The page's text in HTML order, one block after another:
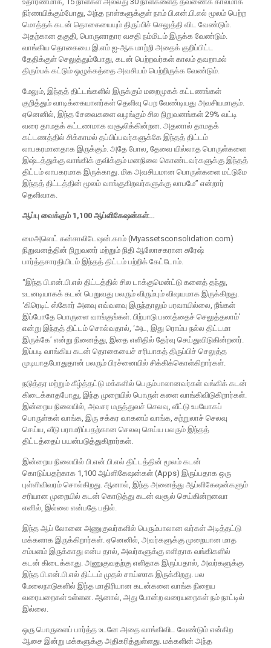
நிர்ணயிக்கும்போது, அந்த நாள்களுக்குள் நாம் பி.என்.பி.எல் மூலம் பெற்ற
மொத்தக் கடன் தொகையையும் திருப்பிச் செலுத்தி விட வேண்டும்.
அதற்கான தகுதி, பொருளாதார வசதி நம்மிடம் இருக்க வேண்டும்.
வாங்கிய தொகையை இ.எம்.ஐ-ஆக மாற்றி அதைக் குறிப்பிட்ட
தேதிக்குள் செலுத்தும்போது, கடன் பெற்றவர்கள் காலம் தவறாமல்
திரும்பக் கட்டும் ஒழுக்கத்தை அவசியம் பெற்றிருக்க வேண்டும்.
மேலும், இந்தத் திட்டங்களில் இருக்கும் மறைமுகக் கட்டணங்கள்
குறித்தும் வாடிக்கையாளர்கள் தெளிவு பெற வேண்டியது அவசியமாகும்.
ஏனெனில், இந்த சேவைகளை வழங்கும் சில நிறுவனங்கள் 29% வட்டி
வரை தாமதக் கட்டணமாக வசூலிக்கின்றன. அதனால் தாமதக்
கட்டணத்தில் சிக்காமல் தப்பிப்பவர்களுக்கே இந்தத் திட்டம்
லாபகரமானதாக இருக்கும். அதே போல, தேவை யில்லாத பொருள்களை
இஷ்டத்துக்கு வாங்கிக் குவிக்கும் மனநிலை கொண்டவர்களுக்கு இந்தத்
திட்டம் லாபகரமாக இருக்காது. மிக அவசியமான பொருள்களை மட்டுமே
இந்தத் திட்டத்தின் மூலம் வாங்குகிறவர்களுக்கு லாபமே” என்றார்
தெளிவாக.
ஆப்பு வைக்கும் 1,100 ஆப்ளிகேஷன்கள்…
மைஅஸெட் கன்சாலிடேஷன்.காம் (Myassetsconsolidation.com)
நிறுவனத்தின் நிறுவனர் மற்றும் நிதி ஆலோசகரான சுரேஷ்
பார்த்தசாரதியிடம் இந்தத் திட்டம் பற்றிக் கேட்டோம்.
“இந்த பி.என்.பி.எல் திட்டத்தில் சில டாக்குமென்ட்டு களைத் தந்து,
உடனடியாகக் கடன் பெறுவது பலரும் விரும்பும் விஷயமாக இருக்கிறது.
‘கிரெடிட் ஸ்கோர் அளவு எவ்வளவு இருந்தாலும் பரவாயில்லை, நீங்கள்
இப்போதே பொருளை வாங்குங்கள். பிற்பாடு பணத்தைச் செலுத்தலாம்’
என்று இந்தத் திட்டம் சொல்வதால், ‘அட, இது ரொம்ப நல்ல திட்டமா
இருக்கே’ என்று நினைத்து, இதை எளிதில் தேர்வு செய்துவிடுகின்றனர்.
இப்படி வாங்கிய கடன் தொகையைச் சரியாகத் திருப்பிச் செலுத்த
முடியாதபோதுதான் பலரும் பிரச்னையில் சிக்கிக்கொள்கிறார்கள்.
நடுத்தர மற்றும் கீழ்த்தட்டு மக்களில் பெரும்பாலானவர்கள் வங்கிக் கடன்
கிடைக்காதபோது, இந்த முறையில் பொருள் களை வாங்கிவிடுகிறார்கள்.
இன்றைய நிலையில், அவசர மருத்துவச் செலவு, வீட்டு உபயோகப்
பொருள்கள் வாங்க, இரு சக்கர வாகனம் வாங்க, சுற்றுலாச் செலவு
செய்ய, வீடு பராமரிப்பதற்கான செலவு செய்ய பலரும் இந்தத்
திட்டத்தைப் பயன்படுத்துகிறார்கள்.
இன்றைய நிலையில் பி.என்.பி.எல் திட்டத்தின் மூலம் கடன்
கொடுப்பதற்காக 1,100 ஆப்ளிகேஷன்கள் (Apps) இருப்பதாக ஒரு
புள்ளிவிவரம் சொல்கிறது. ஆனால், இந்த அனைத்து ஆப்ளிகேஷன்களும்
சரியான முறையில் கடன் கொடுத்து கடன் வசூல் செய்கின்றனவா
எனில், இல்லை என்பதே பதில்.
இந்த ஆப் லோனை அணுகுவர்களில் பெரும்பாலான வர்கள் அடித்தட்டு
மக்களாக இருக்கிறார்கள். ஏனெனில், அவர்களுக்கு முறையான மாத
சம்பளம் இருக்காது என்ப தால், அவர்களுக்கு எளிதாக வங்கிகளில்
கடன் கிடைக்காது. அணுகுவதற்கு எளிதாக இருப்பதால், அவர்களுக்கு
இந்த பி.என்.பி.எல் திட்டம் முதல் சாய்ஸாக இருக்கிறது. பல
மேலைநாடுகளில் இந்த மாதிரியான கடன்களை வாங்க நிறைய
வரையறைகள் உள்ளன. ஆனால், அது போன்ற வரையறைகள் நம் நாட்டில்
இல்லை.
ஒரு பொருளைப் பார்த்த உடனே அதை வாங்கிவிட வேண்டும் என்கிற
ஆசை இன்று மக்களுக்கு அதிகரித்துள்ளது. மக்களின் அந்த